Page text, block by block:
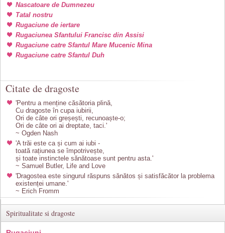
Nascatoare de Dumnezeu
Tatal nostru
Rugaciune de iertare
Rugaciunea Sfantului Francisc din Assisi
Rugaciune catre Sfantul Mare Mucenic Mina
Rugaciune catre Sfantul Duh
Citate de dragoste
'Pentru a menține căsătoria plină,
Cu dragoste în cupa iubirii,
Ori de câte ori greșești, recunoaște-o;
Ori de câte ori ai dreptate, taci.'
~ Ogden Nash
'A trăi este ca și cum ai iubi -
toată rațiunea se împotrivește,
și toate instinctele sănătoase sunt pentru asta.'
~ Samuel Butler, Life and Love
'Dragostea este singurul răspuns sănătos și satisfăcător la problema
existenței umane.'
~ Erich Fromm
Spiritualitate si dragoste